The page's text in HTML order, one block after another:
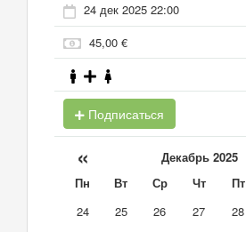
24 дек 2025 22:00
45,00 €
Подписаться
« Декабрь 2025
Пн Вт Ср Чт Пт
24
25 26 27 28